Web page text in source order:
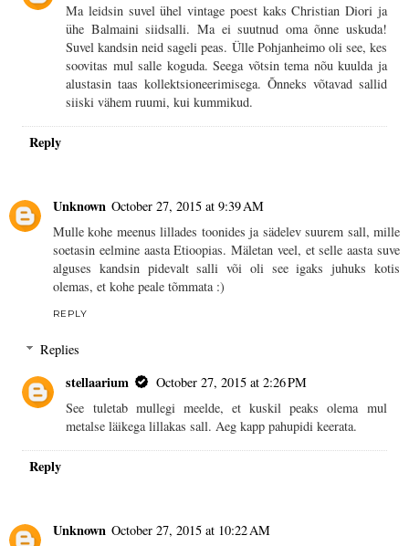
Ma leidsin suvel ühel vintage poest kaks Christian Diori ja
ühe Balmaini siidsalli. Ma ei suutnud oma õnne uskuda!
Suvel kandsin neid sageli peas. Ülle Pohjanheimo oli see, kes
soovitas mul salle koguda. Seega võtsin tema nõu kuulda ja
alustasin taas kollektsioneerimisega. Õnneks võtavad sallid
siiski vähem ruumi, kui kummikud.
Reply
Unknown October 27, 2015 at 9:39 AM
Mulle kohe meenus lillades toonides ja sädelev suurem sall, mille
soetasin eelmine aasta Etioopias. Mäletan veel, et selle aasta suve
alguses kandsin pidevalt salli või oli see igaks juhuks kotis
olemas, et kohe peale tõmmata :)
REPLY
Replies
stellaarium
October 27, 2015 at 2:26 PM
See tuletab mullegi meelde, et kuskil peaks olema mul
metalse läikega lillakas sall. Aeg kapp pahupidi keerata.
Reply
Unknown October 27, 2015 at 10:22 AM